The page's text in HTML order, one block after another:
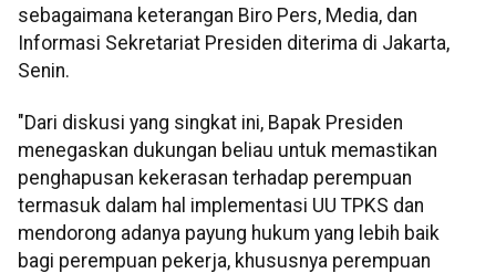
sebagaimana keterangan Biro Pers, Media, dan
Informasi Sekretariat Presiden diterima di Jakarta,
Senin.
"Dari diskusi yang singkat ini, Bapak Presiden
menegaskan dukungan beliau untuk memastikan
penghapusan kekerasan terhadap perempuan
termasuk dalam hal implementasi UU TPKS dan
mendorong adanya payung hukum yang lebih baik
bagi perempuan pekerja, khususnya perempuan